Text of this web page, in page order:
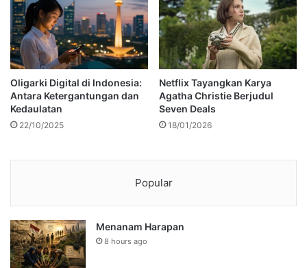
Oligarki Digital di Indonesia:
Antara Ketergantungan dan
Kedaulatan
22/10/2025
Netflix Tayangkan Karya
Agatha Christie Berjudul
Seven Deals
18/01/2026
Popular
Menanam Harapan
8 hours ago